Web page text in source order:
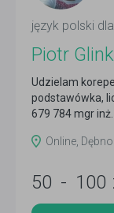
język polski
Piotr
Udzielam
podstawówka,
679 784 mgr
Online,
50 - 100